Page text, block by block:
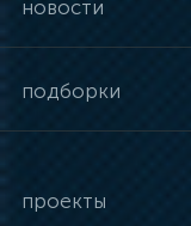
новости
подборки
проекты